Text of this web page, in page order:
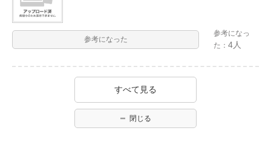
参考になった
参考になっ
た：4人
すべて見る
閉じる